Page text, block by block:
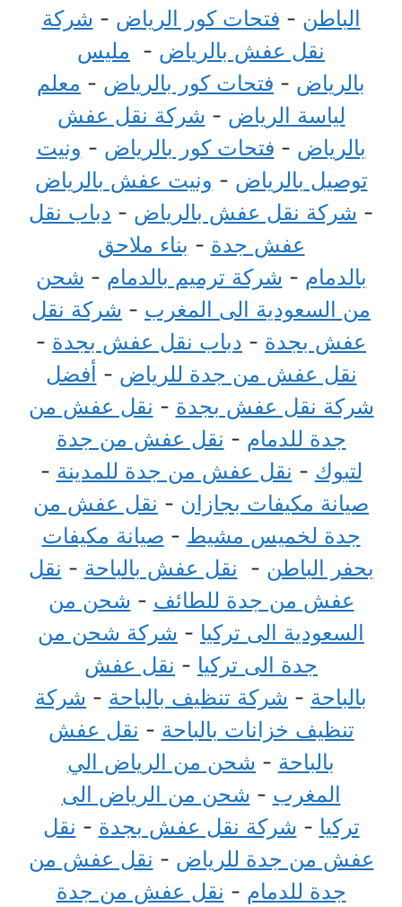
الباطن - فتحات كور الرياض - شركة
نقل عفش بالرياض - مليس
بالرياض - فتحات كور بالرياض - معلم
لياسة الرياض - شركة نقل عفش
بالرياض - فتحات كور بالرياض - ونيت
توصيل بالرياض - ونيت عفش بالرياض
- شركة نقل عفش بالرياض - دباب نقل
عفش جدة - بناء ملاحق
بالدمام - شركة ترميم بالدمام - شحن
من السعودية الى المغرب - شركة نقل
عفش بجدة - دباب نقل عفش بجدة -
نقل عفش من جدة للرياض - أفضل
شركة نقل عفش بجدة - نقل عفش من
جدة للدمام - نقل عفش من جدة
لتبوك - نقل عفش من جدة للمدينة -
صيانة مكيفات بجازان - نقل عفش من
جدة لخميس مشيط - صيانة مكيفات
بحفر الباطن - نقل عفش بالباحة - نقل
عفش من جدة للطائف - شحن من
السعودية الى تركيا - شركة شحن من
جدة الى تركيا - نقل عفش
بالباحة - شركة تنظيف بالباحة - شركة
تنظيف خزانات بالباحة - نقل عفش
بالباحة - شحن من الرياض الي
المغرب - شحن من الرياض الى
تركيا - شركة نقل عفش بجدة - نقل
عفش من جدة للرياض - نقل عفش من
جدة للدمام - نقل عفش من جدة